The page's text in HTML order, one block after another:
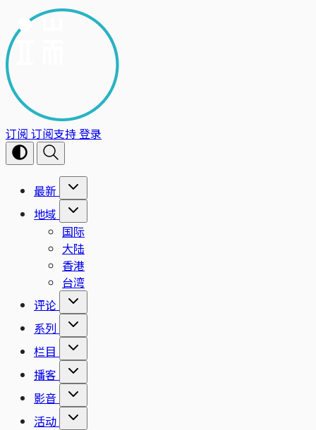
订阅 订阅支持登录
最新
地域
国际
大陆
香港
台湾
评论
系列
栏目
播客
影音
活动